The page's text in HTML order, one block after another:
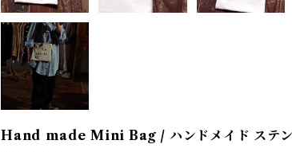
Hand made Mini Bag / ハンドメイド ステン